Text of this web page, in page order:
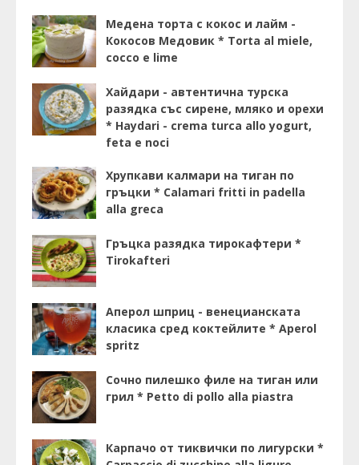
Медена торта с кокос и лайм -
Кокосов Медовик * Torta al miele,
cocco e lime
Хайдари - автентична турска
разядка със сирене, мляко и орехи
* Haydari - crema turca allo yogurt,
feta e noci
Хрупкави калмари на тиган по
гръцки * Calamari fritti in padella
alla greca
Гръцка разядка тирокафтери *
Tirokafteri
Аперол шприц - венецианската
класика сред коктейлите * Aperol
spritz
Сочно пилешко филе на тиган или
грил * Petto di pollo alla piastra
Карпачо от тиквички по лигурски *